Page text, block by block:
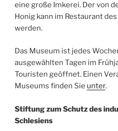
eine große Imkerei. Der von
Honig kann im Restaurant
werden.
Das Museum ist jedes
ausgewählten Tagen im
Touristen geöffnet. Einen
Museums finden Sie unter.
Stiftung zum Schutz des
Schlesiens